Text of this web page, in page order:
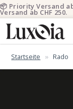
Startseite Rado
📦 Priority Versand
Versand ab CHF 250.